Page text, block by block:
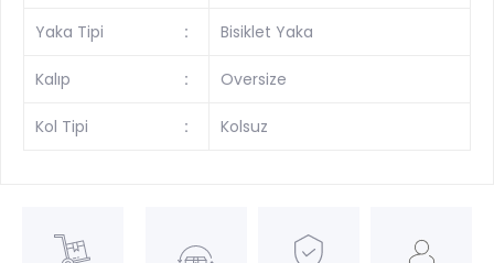
Yaka Tipi : Bisiklet Yaka
Kalıp : Oversize
Kol Tipi : Kolsuz